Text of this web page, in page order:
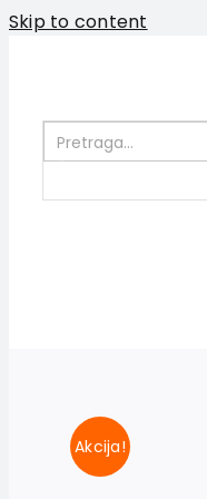
Skip to content
Knjige
U pripremi
Akcija
Akcija!